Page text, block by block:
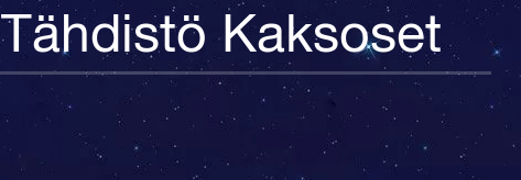
Tähdistö Kaksoset